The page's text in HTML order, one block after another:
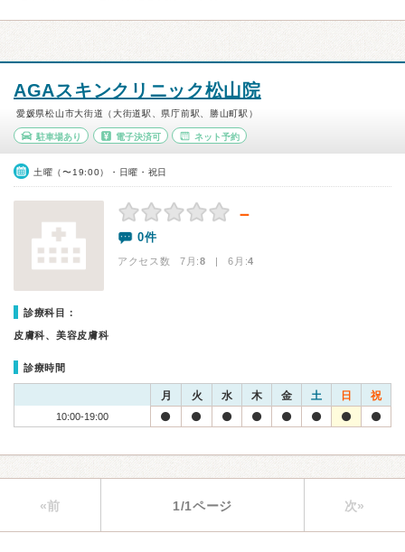
AGAスキンクリニック松山院
愛媛県松山市大街道（大街道駅、県庁前駅、勝山町駅）
駐車場あり 電子決済可 ネット予約
土曜（〜19:00）・日曜・祝日
－
0件
アクセス数 7月:8 | 6月:4
診療科目：
皮膚科、美容皮膚科
診療時間
月 火 水 木 金 土 日 祝
10:00-19:00
«前 1/1ページ 次»